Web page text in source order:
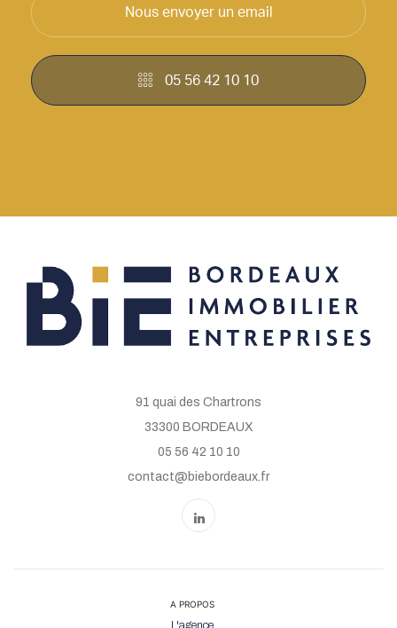
Nous envoyer un email
05 56 42 10 10
91 quai des Chartrons
33300 BORDEAUX
05 56 42 10 10
contact@biebordeaux.fr
A PROPOS
L'agence